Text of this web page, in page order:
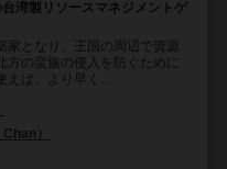
湾製リソースマネジメントゲ
家となり、王国の周辺で資源
の蛮族の侵入を防ぐために
えば、より早く...
）